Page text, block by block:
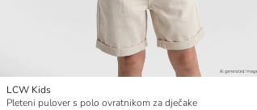
LCW Kids
Pleteni pulover s polo ovratnikom za dječake